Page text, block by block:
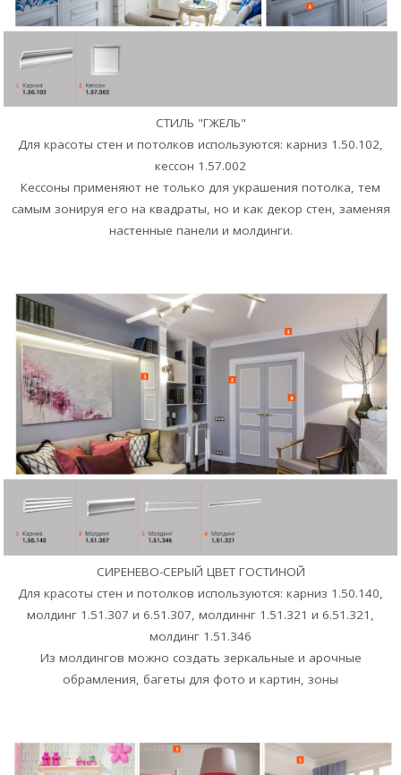
СТИЛЬ "ГЖЕЛЬ"
Для красоты стен и потолков используются: карниз 1.50.102,
кессон 1.57.002
Кессоны применяют не только для украшения потолка, тем
самым зонируя его на квадраты, но и как декор стен, заменяя
настенные панели и молдинги.
СИРЕНЕВО-СЕРЫЙ ЦВЕТ ГОСТИНОЙ
Для красоты стен и потолков используются: карниз 1.50.140,
молдинг 1.51.307 и 6.51.307, молдиннг 1.51.321 и 6.51.321,
молдинг 1.51.346
Из молдингов можно создать зеркальные и арочные
обрамления, багеты для фото и картин, зоны